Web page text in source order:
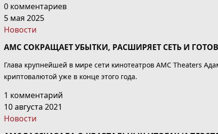
0 комментариев
5 мая 2025
Новости
AMC СОКРАЩАЕТ УБЫТКИ, РАСШИРЯЕТ СЕТЬ И
Глава крупнейшей в мире сети кинотеатров AMC Theaters
криптовалютой уже в конце этого года.
1 комментарий
10 августа 2021
Новости